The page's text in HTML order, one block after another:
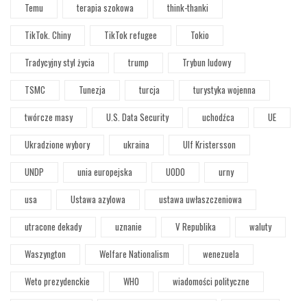
Temu
terapia szokowa
think-thanki
TikTok. Chiny
TikTok refugee
Tokio
Tradycyjny styl życia
trump
Trybun ludowy
TSMC
Tunezja turcja
turystyka wojenna
twórcze masy
U.S. Data Security uchodźca
UE
Ukradzione wybory
ukraina
Ulf Kristersson
UNDP
unia europejska UODO
urny
usa
Ustawa azylowa
ustawa uwłaszczeniowa
utracone dekady
uznanie V Republika
waluty
Waszyngton
Welfare Nationalism
wenezuela
Weto prezydenckie
WHO
wiadomości polityczne